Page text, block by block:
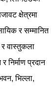
क्षेत्रमा
र सम्मानित
वास्तुकला
निर्माण प्रदान
भिल्ला,